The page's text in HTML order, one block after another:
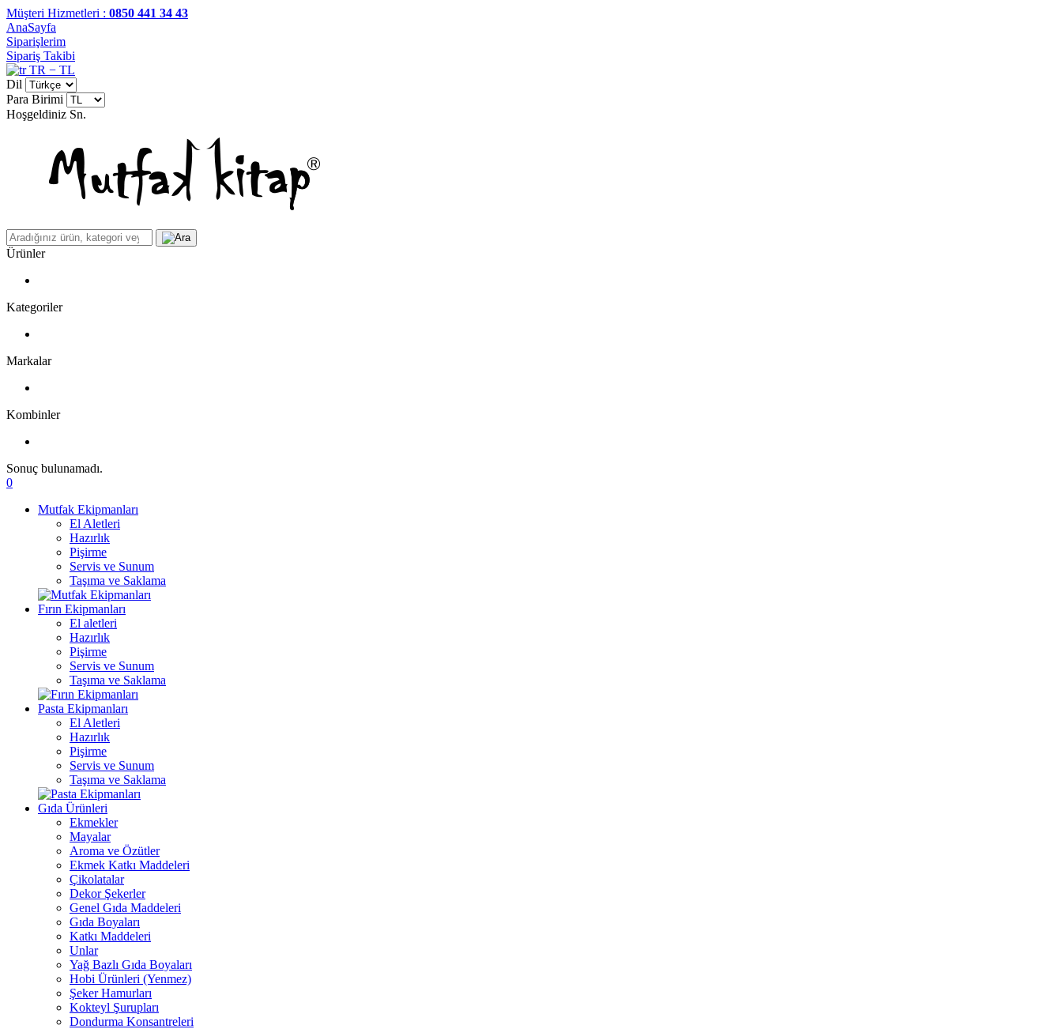
Müşteri Hizmetleri : 0850 441 34 43
AnaSayfa
Siparişlerim
Sipariş Takibi
TR − TL
Dil
Para Birimi
Hoşgeldiniz Sn.
Ürünler
Kategoriler
Markalar
Kombinler
Sonuç bulunamadı.
0
Mutfak Ekipmanları
El Aletleri
Hazırlık
Pişirme
Servis ve Sunum
Taşıma ve Saklama
Fırın Ekipmanları
El aletleri
Hazırlık
Pişirme
Servis ve Sunum
Taşıma ve Saklama
Pasta Ekipmanları
El Aletleri
Hazırlık
Pişirme
Servis ve Sunum
Taşıma ve Saklama
Gıda Ürünleri
Ekmekler
Mayalar
Aroma ve Özütler
Ekmek Katkı Maddeleri
Çikolatalar
Dekor Şekerler
Genel Gıda Maddeleri
Gıda Boyaları
Katkı Maddeleri
Unlar
Yağ Bazlı Gıda Boyaları
Hobi Ürünleri (Yenmez)
Şeker Hamurları
Kokteyl Şurupları
Dondurma Konsantreleri